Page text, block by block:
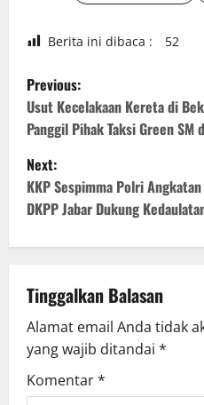
Berita ini dibaca : 52
P
o
s
t
n
v
i
g
Previous:
Usut Kecelakaan Kereta di
Panggil Pihak Taksi Green
Next:
KKP Sespimma Polri
DKPP Jabar Dukung
Tinggalkan Balasan
Alamat email Anda tidak
yang wajib ditandai *
Komentar*